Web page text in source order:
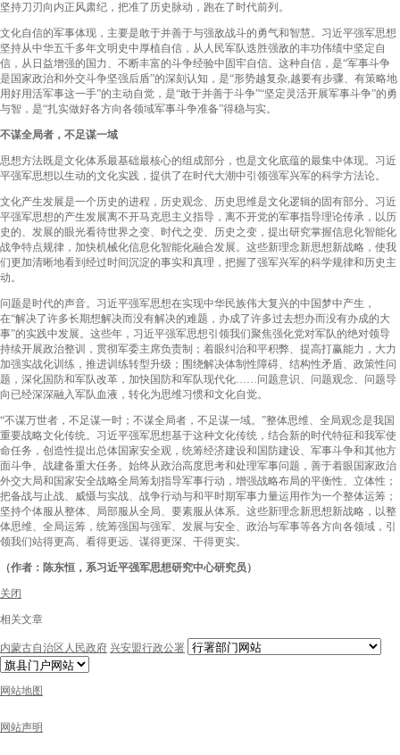
坚持刀刃向内正风肃纪，把准了历史脉动，跑在了时代前列。
文化自信的军事体现，主要是敢于并善于与强敌战斗的勇气和智慧。习近平强军思想
坚持从中华五千多年文明史中厚植自信，从人民军队迭胜强敌的丰功伟绩中坚定自
信，从日益增强的国力、不断丰富的斗争经验中固牢自信。这种自信，是“军事斗争
是国家政治和外交斗争坚强后盾”的深刻认知，是“形势越复杂,越要有步骤、有策略地
用好用活军事这一手”的主动自觉，是“敢于并善于斗争”“坚定灵活开展军事斗争”的勇
与智，是“扎实做好各方向各领域军事斗争准备”得稳与实。
不谋全局者，不足谋一域
思想方法既是文化体系最基础最核心的组成部分，也是文化底蕴的最集中体现。习近
平强军思想以生动的文化实践，提供了在时代大潮中引领强军兴军的科学方法论。
文化产生发展是一个历史的进程，历史观念、历史思维是文化逻辑的固有部分。习近
平强军思想的产生发展离不开马克思主义指导，离不开党的军事指导理论传承，以历
史的、发展的眼光看待世界之变、时代之变、历史之变，提出研究掌握信息化智能化
战争特点规律，加快机械化信息化智能化融合发展。这些新理念新思想新战略，使我
们更加清晰地看到经过时间沉淀的事实和真理，把握了强军兴军的科学规律和历史主
动。
问题是时代的声音。习近平强军思想在实现中华民族伟大复兴的中国梦中产生，
在“解决了许多长期想解决而没有解决的难题，办成了许多过去想办而没有办成的大
事”的实践中发展。这些年，习近平强军思想引领我们聚焦强化党对军队的绝对领导
持续开展政治整训，贯彻军委主席负责制；着眼纠治和平积弊、提高打赢能力，大力
加强实战化训练，推进训练转型升级；围绕解决体制性障碍、结构性矛盾、政策性问
题，深化国防和军队改革，加快国防和军队现代化……问题意识、问题观念、问题导
向已经深深融入军队血液，转化为思维习惯和文化自觉。
“不谋万世者，不足谋一时；不谋全局者，不足谋一域。”整体思维、全局观念是我国
重要战略文化传统。习近平强军思想基于这种文化传统，结合新的时代特征和我军使
命任务，创造性提出总体国家安全观，统筹经济建设和国防建设、军事斗争和其他方
面斗争、战建备重大任务。始终从政治高度思考和处理军事问题，善于着眼国家政治
外交大局和国家安全战略全局筹划指导军事行动，增强战略布局的平衡性、立体性；
把备战与止战、威慑与实战、战争行动与和平时期军事力量运用作为一个整体运筹；
坚持个体服从整体、局部服从全局、要素服从体系。这些新理念新思想新战略，以整
体思维、全局运筹，统筹强国与强军、发展与安全、政治与军事等各方向各领域，引
领我们站得更高、看得更远、谋得更深、干得更实。
（作者：陈东恒，系习近平强军思想研究中心研究员）
关闭
相关文章
内蒙古自治区人民政府 兴安盟行政公署
网站地图
网站声明